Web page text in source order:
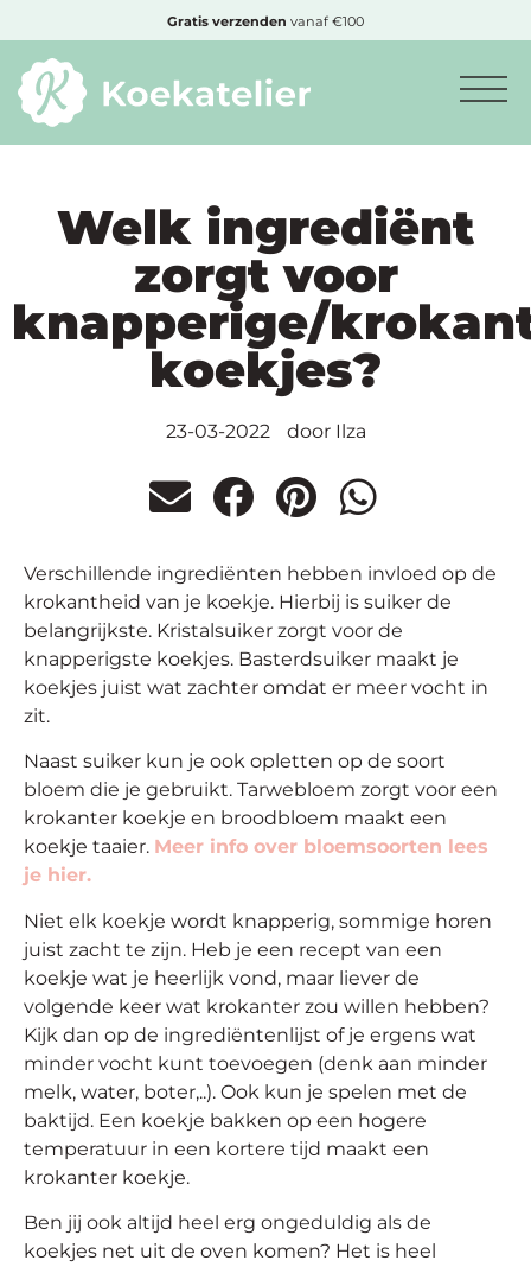
Minimum
Nieuwe
producten
thema
Maatwerk
Cursussen
Gratis
Outlet
Gratis verzenden vanaf €100
Welk ingrediënt
zorgt voor
knapperige/
koekjes?
23-03-2022 door Ilza
Verschillende ingrediënten hebben invloed op de
krokantheid van je koekje. Hierbij is suiker de
belangrijkste. Kristalsuiker zorgt voor de
knapperigste koekjes. Basterdsuiker maakt je
koekjes juist wat zachter omdat er meer vocht in
zit.
Naast suiker kun je ook opletten op de soort
bloem die je gebruikt. Tarwebloem zorgt voor een
krokanter koekje en broodbloem maakt een
koekje taaier. Meer info over bloemsoorten lees
je hier.
Niet elk koekje wordt knapperig, sommige horen
juist zacht te zijn. Heb je een recept van een
koekje wat je heerlijk vond, maar liever de
volgende keer wat krokanter zou willen hebben?
Kijk dan op de ingrediëntenlijst of je ergens wat
minder vocht kunt toevoegen (denk aan minder
melk, water, boter,..). Ook kun je spelen met de
baktijd. Een koekje bakken op een hogere
temperatuur in een kortere tijd maakt een
krokanter koekje.
Ben jij ook altijd heel erg ongeduldig als de
koekjes net uit de oven komen? Het is heel